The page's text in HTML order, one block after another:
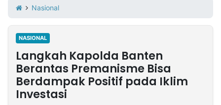
Iklan
Berita
Kami
Nasional
International
Olahraga
Entertainment
Daerah
Pariwisata
Kuliner
Kolom
Network
Nasional
NASIONAL
Langkah Kapolda Banten
Berantas Premanisme Bisa
Berdampak Positif pada Iklim
Investasi